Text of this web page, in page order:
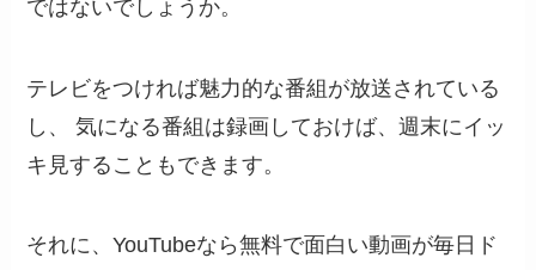
ではないでしょうか。
テレビをつければ魅力的な番組が放送されている
し、 気になる番組は録画しておけば、週末にイッ
キ見することもできます。
それに、YouTubeなら無料で面白い動画が毎日ド